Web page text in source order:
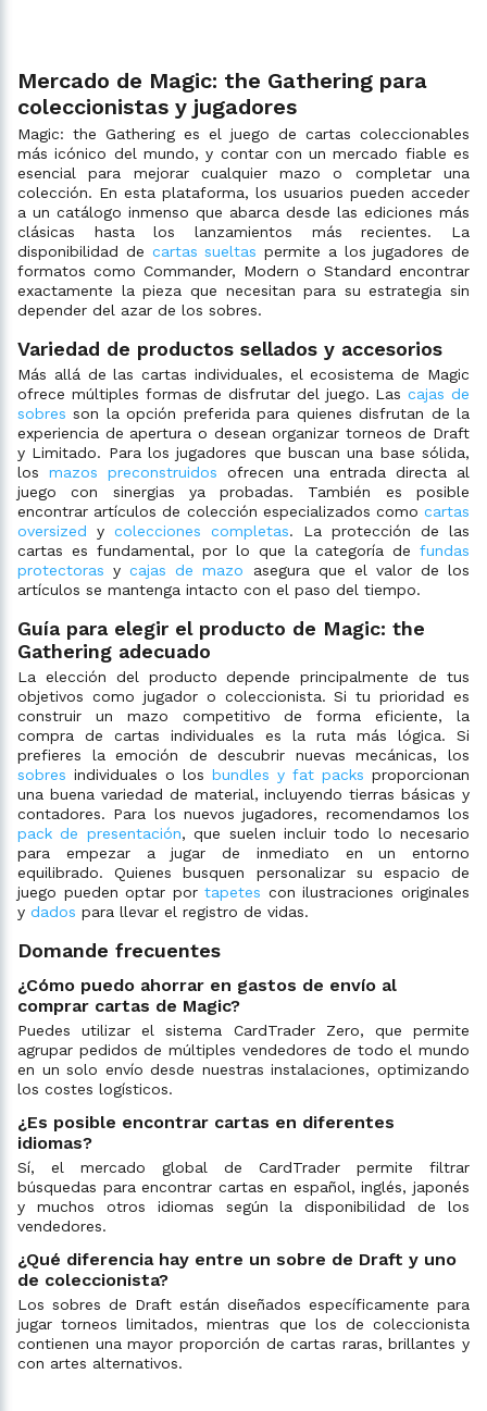
Mercado de Magic: the Gathering para
coleccionistas y jugadores
Magic: the Gathering es el juego de cartas coleccionables
más icónico del mundo, y contar con un mercado fiable es
esencial para mejorar cualquier mazo o completar una
colección. En esta plataforma, los usuarios pueden acceder
a un catálogo inmenso que abarca desde las ediciones más
clásicas hasta los lanzamientos más recientes. La
disponibilidad de cartas sueltas permite a los jugadores de
formatos como Commander, Modern o Standard encontrar
exactamente la pieza que necesitan para su estrategia sin
depender del azar de los sobres.
Variedad de productos sellados y accesorios
Más allá de las cartas individuales, el ecosistema de Magic
ofrece múltiples formas de disfrutar del juego. Lascajas de
sobres son la opción preferida para quienes disfrutan de la
experiencia de apertura o desean organizar torneos de Draft
y Limitado. Para los jugadores que buscan una base sólida,
los mazos preconstruidos ofrecen una entrada directa al
juego con sinergias ya probadas. También es posible
encontrar artículos de colección especializados como cartas
oversized y colecciones completas. La protección de las
cartas es fundamental, por lo que la categoría de fundas
protectoras ycajas de mazo asegura que el valor de los
artículos se mantenga intacto con el paso del tiempo.
Guía para elegir el producto de Magic: the
Gathering adecuado
La elección del producto depende principalmente de tus
objetivos como jugador o coleccionista. Si tu prioridad es
construir un mazo competitivo de forma eficiente, la
compra de cartas individuales es la ruta más lógica. Si
prefieres la emoción de descubrir nuevas mecánicas, los
sobres individuales o los bundles y fat packs proporcionan
una buena variedad de material, incluyendo tierras básicas y
contadores. Para los nuevos jugadores, recomendamos los
pack de presentación, que suelen incluir todo lo necesario
para empezar a jugar de inmediato en un entorno
equilibrado. Quienes busquen personalizar su espacio de
juego pueden optar portapetes con ilustraciones originales
y dados para llevar el registro de vidas.
Domande frecuentes
¿Cómo puedo ahorrar en gastos de envío al
comprar cartas de Magic?
Puedes utilizar el sistema CardTrader Zero, que permite
agrupar pedidos de múltiples vendedores de todo el mundo
en un solo envío desde nuestras instalaciones, optimizando
los costes logísticos.
¿Es posible encontrar cartas en diferentes
idiomas?
Sí, el mercado global de CardTrader permite filtrar
búsquedas para encontrar cartas en español, inglés, japonés
y muchos otros idiomas según la disponibilidad de los
vendedores.
¿Qué diferencia hay entre un sobre de Draft y uno
de coleccionista?
Los sobres de Draft están diseñados específicamente para
jugar torneos limitados, mientras que los de coleccionista
contienen una mayor proporción de cartas raras, brillantes y
con artes alternativos.